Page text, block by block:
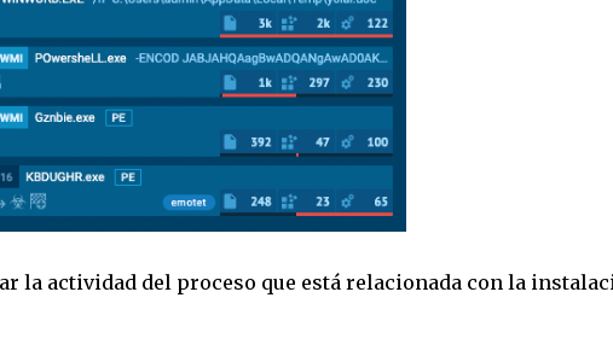
la actividad del proceso que está relacionada con la